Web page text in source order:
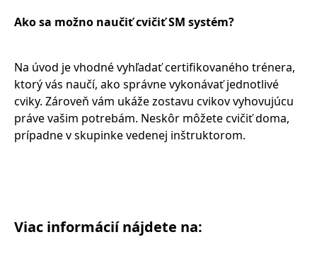
Ako sa možno naučiť cvičiť SM systém?
Na úvod je vhodné vyhľadať certifikovaného trénera,
ktorý vás naučí, ako správne vykonávať jednotlivé
cviky. Zároveň vám ukáže zostavu cvikov vyhovujúcu
práve vašim potrebám. Neskôr môžete cvičiť doma,
prípadne v skupinke vedenej inštruktorom.
Viac informácií nájdete na: